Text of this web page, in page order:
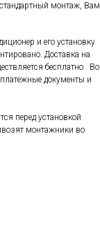
монтаж, Вам
и его установку
Доставка на
бесплатно . Во
документы и
перед установкой
монтажники во